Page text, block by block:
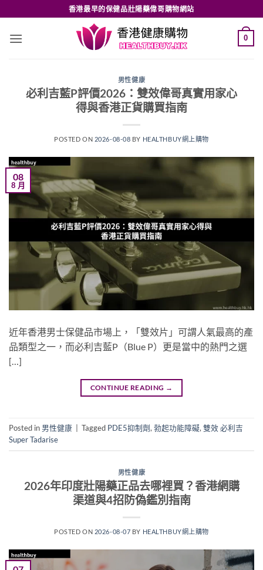
to
content
香港最早的保健品壯陽藥偉哥購物網站
0
男性健康
必利吉藍P評價2026：雙效偉哥真實用家心
得與香港正貨購買指南
POSTED ON 2026-08-08 BY HEALTHBUY網上購物
08
8 月
近年香港男士保健品市場上，「雙效片」可謂人氣最高的產
品類型之一，而必利吉藍P（Blue P）更是當中的熱門之選
[…]
CONTINUE READING →
Posted in 男性健康 Tagged PDE5抑制劑,勃起功能障礙,雙效 必利吉
Super Tadarise
男性健康
2026年印度壯陽藥正品去哪裡買？香港網購
渠道與4招防偽鑑別指南
POSTED ON 2026-08-07 BY HEALTHBUY網上購物